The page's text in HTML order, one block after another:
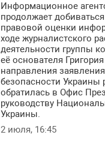
Информационное
продолжает
правовой оценки
ходе журналистского
деятельности группы
её основателя
направления
безопасности Украины
обратилась в Офис
руководству
Украины.
2 июля, 16:45